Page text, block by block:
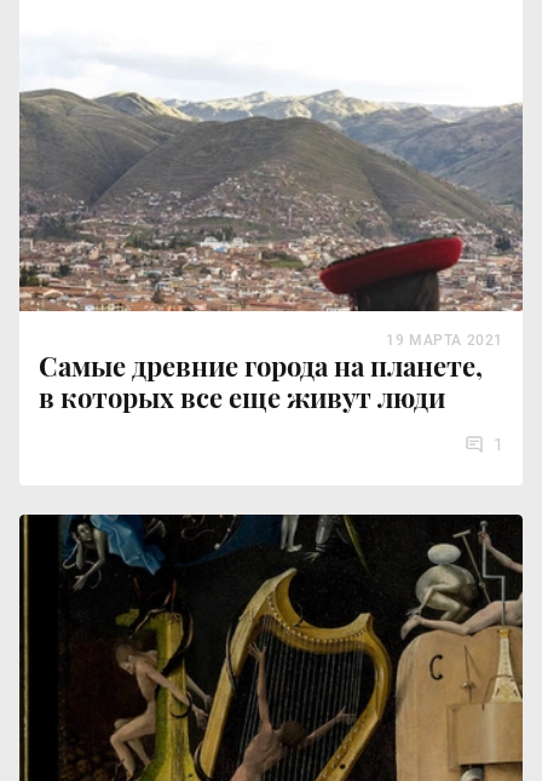
Самые древние города на планете,
в которых все еще живут люди
19 МАРТА 2021
1